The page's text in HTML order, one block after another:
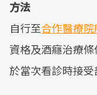
方法
自行至合作醫療院
資格及酒癮治療
於當次看診時接受